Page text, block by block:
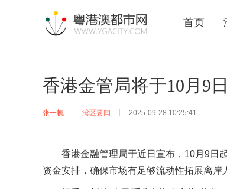
首页
香港金管局将于10月9
张一帆 湾区要闻 2025-09-28 10:25:41
香港金融管理局于近日宣布，10月9日
资金安排，确保市场有足够流动性拓展离岸